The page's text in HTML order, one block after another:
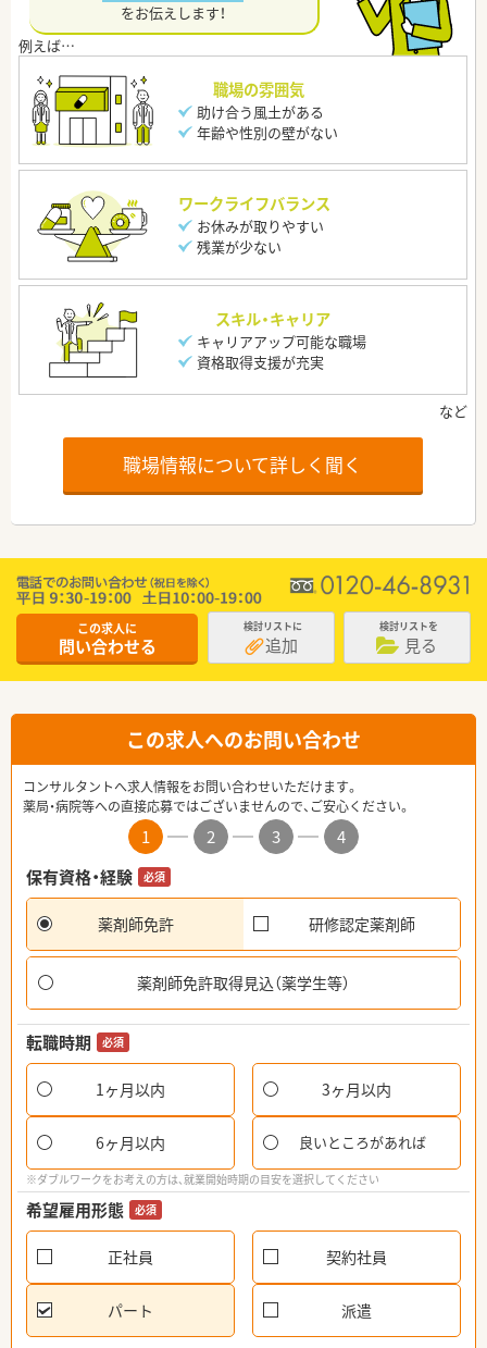
をお伝えします！
職場の雰囲気
助け合う風土がある
年齢や性別の壁がない
ワークライフバランス
お休みが取りやすい
残業が少ない
スキル・キャリア
キャリアアップ可能な職場
資格取得支援が充実
職場情報について詳しく聞く
この求人に
問い合わせる
検討リストに
追加
検討リストを
見る
この求人へのお問い合わせ
コンサルタントへ求人情報をお問い合わせいただけます。
薬局・病院等への直接応募ではございませんので、ご安心ください。
1 2 3
4
保有資格・経験
必須
薬剤師免許 研修認定薬剤師
薬剤師免許取得見込（薬学生等）
転職時期 必須
1ヶ月以内 3ヶ月以内
6ヶ月以内 良いところがあれば
※ダブルワークをお考えの方は、就業開始時期の目安を選択してください
希望雇用形態 必須
正社員 契約社員
パート 派遣